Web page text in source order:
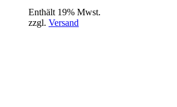
Enthält 19% Mwst.
zzgl. Versand